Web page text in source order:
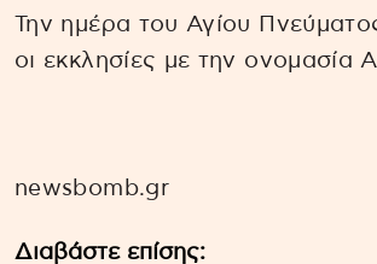
Την ημέρα του Αγίου
οι εκκλησίες με την ονομασία
newsbomb.gr
Διαβάστε επίσης: